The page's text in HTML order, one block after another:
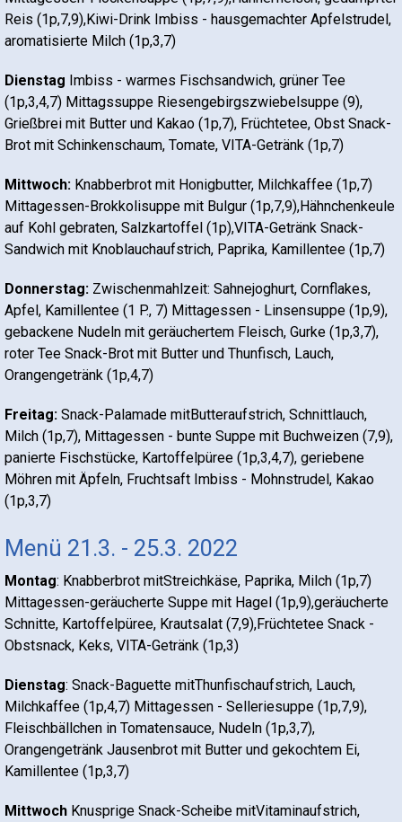
Reis (1p,7,9),Kiwi-Drink Imbiss - hausgemachter Apfelstrudel,
aromatisierte Milch (1p,3,7)
Dienstag Imbiss - warmes Fischsandwich, grüner Tee
(1p,3,4,7) Mittagssuppe Riesengebirgszwiebelsuppe (9),
Grießbrei mit Butter und Kakao (1p,7), Früchtetee, Obst Snack-
Brot mit Schinkenschaum, Tomate, VITA-Getränk (1p,7)
Mittwoch: Knabberbrot mit Honigbutter, Milchkaffee (1p,7)
Mittagessen-Brokkolisuppe mit Bulgur (1p,7,9),Hähnchenkeule
auf Kohl gebraten, Salzkartoffel (1p),VITA-Getränk Snack-
Sandwich mit Knoblauchaufstrich, Paprika, Kamillentee (1p,7)
Donnerstag: Zwischenmahlzeit: Sahnejoghurt, Cornflakes,
Apfel, Kamillentee (1 P., 7) Mittagessen - Linsensuppe (1p,9),
gebackene Nudeln mit geräuchertem Fleisch, Gurke (1p,3,7),
roter Tee Snack-Brot mit Butter und Thunfisch, Lauch,
Orangengetränk (1p,4,7)
Freitag: Snack-Palamade mitButteraufstrich, Schnittlauch,
Milch (1p,7), Mittagessen - bunte Suppe mit Buchweizen (7,9),
panierte Fischstücke, Kartoffelpüree (1p,3,4,7), geriebene
Möhren mit Äpfeln, Fruchtsaft Imbiss - Mohnstrudel, Kakao
(1p,3,7)
Menü 21.3. - 25.3. 2022
Montag: Knabberbrot mitStreichkäse, Paprika, Milch (1p,7)
Mittagessen-geräucherte Suppe mit Hagel (1p,9),geräucherte
Schnitte, Kartoffelpüree, Krautsalat (7,9),Früchtetee Snack -
Obstsnack, Keks, VITA-Getränk (1p,3)
Dienstag: Snack-Baguette mitThunfischaufstrich, Lauch,
Milchkaffee (1p,4,7) Mittagessen - Selleriesuppe (1p,7,9),
Fleischbällchen in Tomatensauce, Nudeln (1p,3,7),
Orangengetränk Jausenbrot mit Butter und gekochtem Ei,
Kamillentee (1p,3,7)
Mittwoch Knusprige Snack-Scheibe mitVitaminaufstrich,